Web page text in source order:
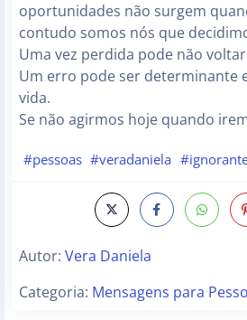
oportunidades não surgem
contudo somos nós que
Uma vez perdida pode não
Um erro pode ser determinante
vida.
Se não agirmos hoje quando
#pessoas #veradaniela
Autor: Vera Daniela
Categoria: Mensagens para